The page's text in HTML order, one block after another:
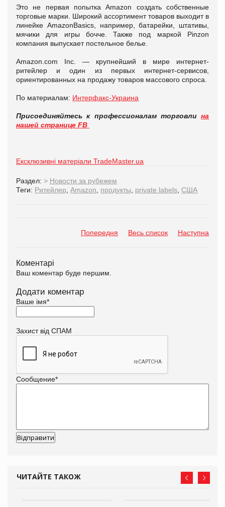
Это не первая попытка Amazon создать собственные
торговые марки. Широкий ассортимент товаров выходит в
линейке AmazonBasics, например, батарейки, штативы,
мячики для игры бочче. Также под маркой Pinzon
компания выпускает постельное белье.
Amazon.com Inc. — крупнейший в мире интернет-
ритейлер и один из первых интернет-сервисов,
ориентированных на продажу товаров массового спроса.
По материалам: Интерфакс-Украина
Присоединяйтесь к профессионалам торговли на
нашей странице FB
Ексклюзивні матеріали TradeMaster.ua
Раздел: > Новости за рубежем
Теги: Ритейлер Amazon продукты private labels США
Попередня Весь список Наступна
Коментарі
Ваш коментар буде першим.
Додати коментар
Ваше імя*
Захист від СПАМ
Сообщение*
ЧИТАЙТЕ ТАКОЖ